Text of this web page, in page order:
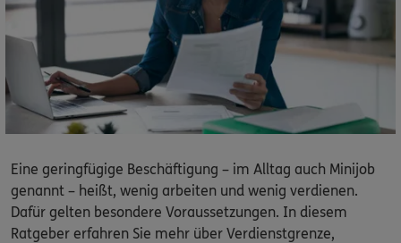
Dann lassen Sie sich helfen.
Service
Meine Versicherungen
Sehen Sie auf einen Blick Ihre Versicherungen bei ERGO,
dem ERGO Rechtsschutz und der DKV.
Eine geringfügige Beschäftigung – im Alltag auch Minijob
genannt – heißt, wenig arbeiten und wenig verdienen.
Dafür gelten besondere Voraussetzungen. In diesem
Ratgeber erfahren Sie mehr über Verdienstgrenze,